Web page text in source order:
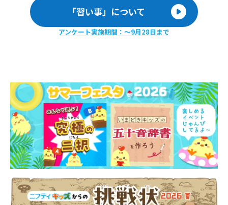
「習い事」について
アンケート実施期間：〜9月28日まで